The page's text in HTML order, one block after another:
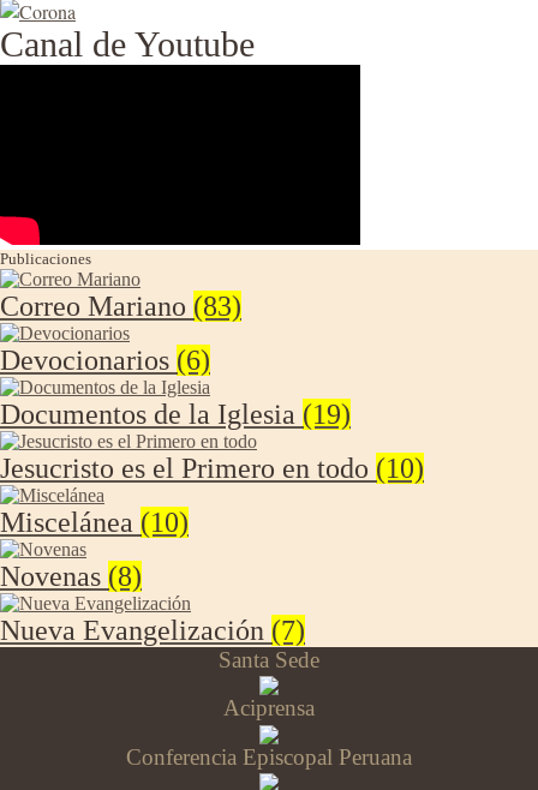
Canal de Youtube
Publicaciones
Correo Mariano (83)
Devocionarios (6)
Documentos de la Iglesia (19)
Jesucristo es el Primero en todo (10)
Miscelánea (10)
Novenas (8)
Nueva Evangelización (7)
Santa Sede
Aciprensa
Conferencia Episcopal Peruana